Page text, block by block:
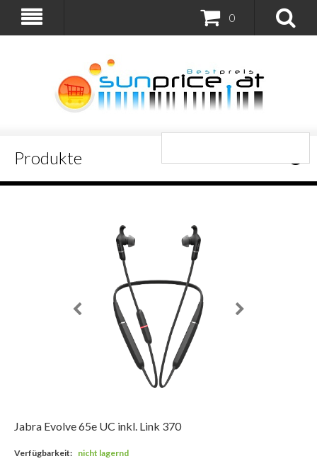
0
Produkte
Jabra Evolve 65e UC inkl. Link 370
Verfügbarkeit: nicht lagernd